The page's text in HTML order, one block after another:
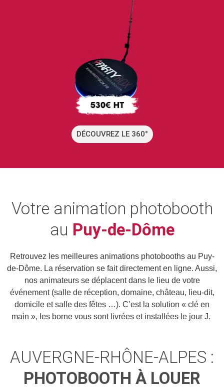
DÉCOUVREZ LE 360°
Votre animation photobooth
au Puy-de-Dôme
Retrouvez les meilleures animations photobooths au Puy-
de-Dôme. La réservation se fait directement en ligne. Aussi,
nos animateurs se déplacent dans le lieu de votre
événement (salle de réception, domaine, château, lieu-dit,
domicile et salle des fêtes …). C’est la solution « clé en
main », les borne vous sont livrées et installées le jour J.
AUVERGNE-RHÔNE-ALPES :
PHOTOBOOTH À LOUER